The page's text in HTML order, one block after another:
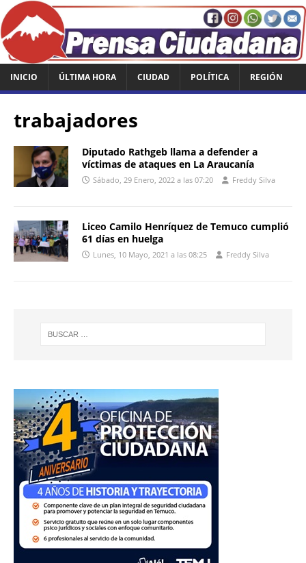
INICIO ÚLTIMA HORA CIUDAD POLÍTICA REGIÓN
trabajadores
Diputado Rathgeb llama a defender a
víctimas de ataques en La Araucanía
Sábado, 29 Enero, 2022 a las 07:20 Freddy Silva
Liceo Camilo Henríquez de Temuco cumplió
61 días en huelga
Lunes, 10 Mayo, 2021 a las 08:25 Freddy Silva